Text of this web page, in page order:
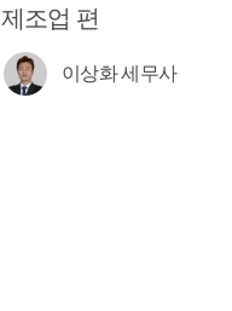
제조업 편
이상화 세무사